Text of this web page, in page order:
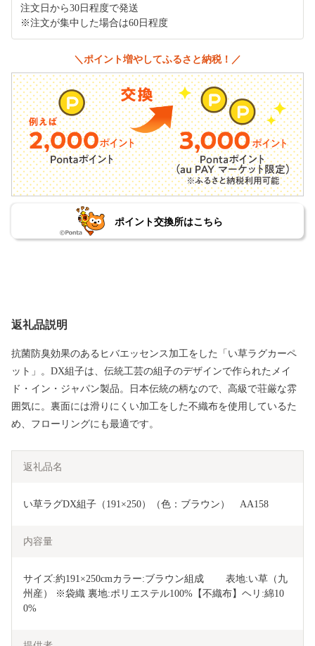
注文日から30日程度で発送
※注文が集中した場合は60日程度
＼ポイント増やしてふるさと納税！／
ポイント交換所はこちら
返礼品説明
抗菌防臭効果のあるヒバエッセンス加工をした「い草ラグカーペ
ット」。DX組子は、伝統工芸の組子のデザインで作られたメイ
ド・イン・ジャパン製品。日本伝統の柄なので、高級で荘厳な雰
囲気に。裏面には滑りにくい加工をした不織布を使用しているた
め、フローリングにも最適です。
返礼品名
い草ラグDX組子（191×250）（色：ブラウン）　AA158
内容量
サイズ:約191×250cmカラー:ブラウン組成	表地:い草（九
州産） ※袋織 裏地:ポリエステル100%【不織布】ヘリ:綿10
0%